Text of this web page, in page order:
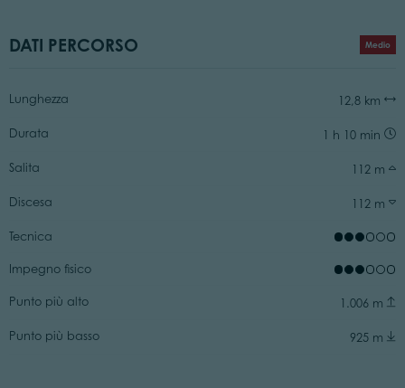
DATI PERCORSO Medio
Lunghezza 12,8 km
Durata 1 h 10 min
Salita 112 m
Discesa 112 m
Tecnica
Impegno fisico
Punto più alto 1.006 m
Punto più basso 925 m